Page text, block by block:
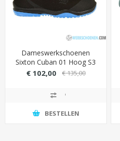
Dameswerkschoenen
Sixton Cuban 01 Hoog S3
SRC ESD
€ 102,00 € 135,00
BESTELLEN